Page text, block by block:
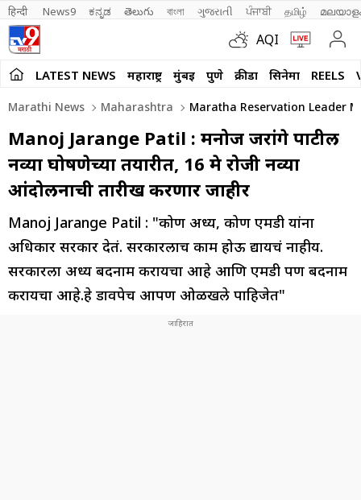
हिन्दी News9 ಕನ್ನಡ తెలుగు বাংলা ગુજરાતી ਪੰਜਾਬੀ தமிழ்
AQI
LATEST NEWS महाराष्ट्र मुंबई पुणे क्रीडा सिनेमा REELS
Marathi News Maharashtra Maratha Reservation Leader
Manoj Jarange Patil : मनोज जरांगे पाटील
नव्या घोषणेच्या तयारीत, 16 मे रोजी नव्या
आंदोलनाची तारीख करणार जाहीर
Manoj Jarange Patil : "कोण अध्यक्ष, कोण एमडी यांना
अधिकार सरकार देतं. सरकारलाच काम होऊ द्यायचं नाहीय.
सरकारला अध्यक्ष बदनाम करायचा आहे आणि एमडी पण बदनाम
करायचा आहे.हे डावपेच आपण ओळखले पाहिजेत"